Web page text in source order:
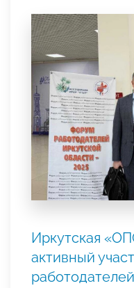
Иркутская
активный
работодателей